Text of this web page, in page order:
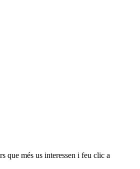
que més us interessen i feu clic a